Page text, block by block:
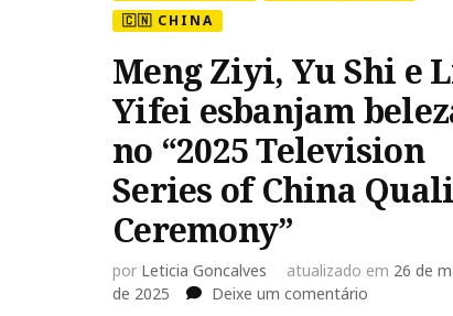
🇨🇳 CHINA
Meng Ziyi, Yu Shi e
Yifei esbanjam
no “2025 Television
Series of China
Ceremony”
por Leticia Goncalves atualizado em 26 de
de 2025
Deixe um comentário